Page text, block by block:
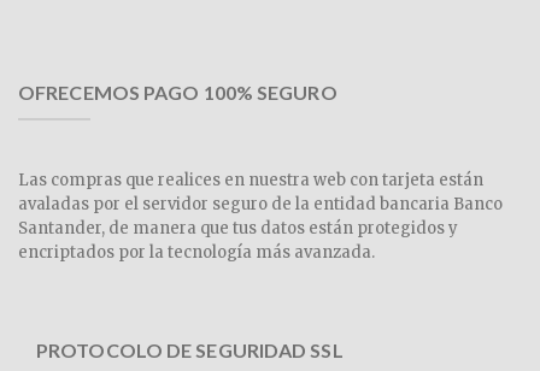
OFRECEMOS PAGO 100% SEGURO
Las compras que realices en nuestra web con tarjeta están
avaladas por el servidor seguro de la entidad bancaria Banco
Santander, de manera que tus datos están protegidos y
encriptados por la tecnología más avanzada.
PROTOCOLO DE SEGURIDAD SSL